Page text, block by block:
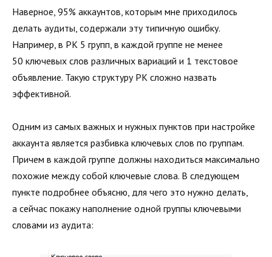
Наверное, 95% аккаунтов, которым мне приходилось
делать аудиты, содержали эту типичную ошибку.
Например, в РК 5 групп, в каждой группе не менее
50 ключевых слов различных вариаций и 1 текстовое
объявление. Такую структуру РК сложно назвать
эффективной.
Одним из самых важных и нужных пунктов при настройке
аккаунта является разбивка ключевых слов по группам.
Причем в каждой группе должны находиться максимально
похожие между собой ключевые слова. В следующем
пункте подробнее объясню, для чего это нужно делать,
а сейчас покажу наполнение одной группы ключевыми
словами из аудита: